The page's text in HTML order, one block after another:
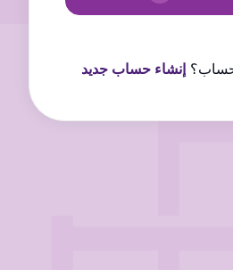
حساب؟إنشاء حساب جديد